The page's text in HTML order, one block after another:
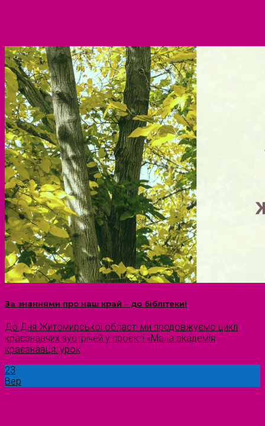
За знаннями про наш край – до біблітеки!
До Дня Житомирської області ми продовжуємо цикл
краєзнавчих зустрічей у проєкті «Мала академія
краєзнавця: урок
23
Вер